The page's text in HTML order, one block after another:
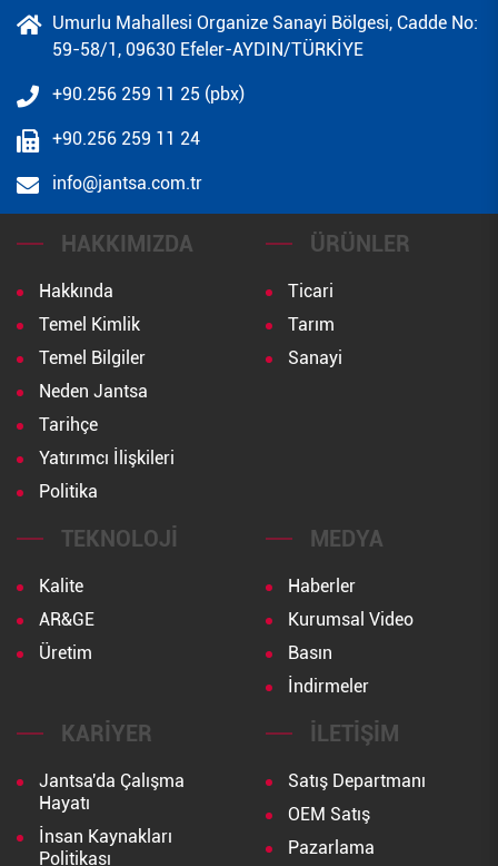
Umurlu Mahallesi Organize Sanayi Bölgesi, Cadde No:
59-58/1, 09630 Efeler-AYDIN/TÜRKİYE
+90.256 259 11 25 (pbx)
+90.256 259 11 24
info@jantsa.com.tr
HAKKIMIZDA
Hakkında
Temel Kimlik
Temel Bilgiler
Neden Jantsa
Tarihçe
Yatırımcı İlişkileri
Politika
ÜRÜNLER
Ticari
Tarım
Sanayi
TEKNOLOJI
Kalite
AR&GE
Üretim
MEDYA
Haberler
Kurumsal Video
Basın
İndirmeler
KARIYER
Jantsa'da Çalışma
Hayatı
İnsan Kaynakları
Politikası
İLETIŞIM
Satış Departmanı
OEM Satış
Pazarlama